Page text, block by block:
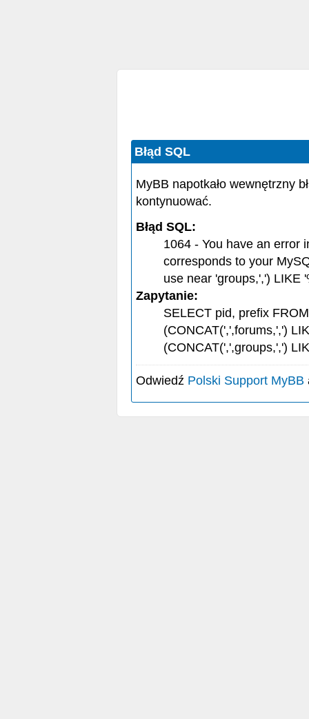
Błąd SQL
MyBB napotkało wewnętrzny
kontynuować.
Błąd SQL:
1064 - You have an error
corresponds to your
use near 'groups,',') LIKE
Zapytanie:
SELECT pid, prefix
(CONCAT(',',forums,',')
(CONCAT(',',groups,',')
Odwiedź Polski Support MyBB